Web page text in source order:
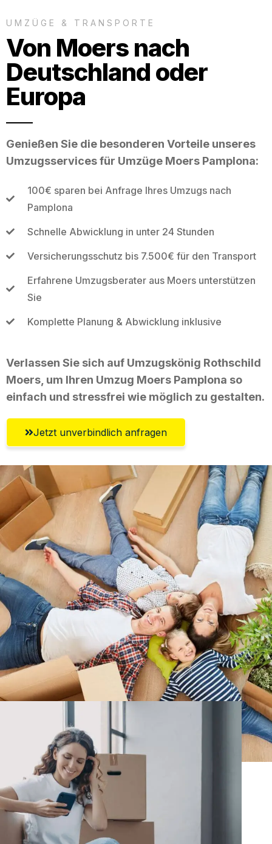
UMZÜGE & TRANSPORTE
Von Moers nach
Deutschland oder
Europa
Genießen Sie die besonderen Vorteile unseres
Umzugsservices für Umzüge Moers Pamplona:
100€ sparen bei Anfrage Ihres Umzugs nach
Pamplona
Schnelle Abwicklung in unter 24 Stunden
Versicherungsschutz bis 7.500€ für den Transport
Erfahrene Umzugsberater aus Moers unterstützen
Sie
Komplette Planung & Abwicklung inklusive
Verlassen Sie sich auf Umzugskönig Rothschild
Moers, um Ihren Umzug Moers Pamplona so
einfach und stressfrei wie möglich zu gestalten.
Jetzt unverbindlich anfragen